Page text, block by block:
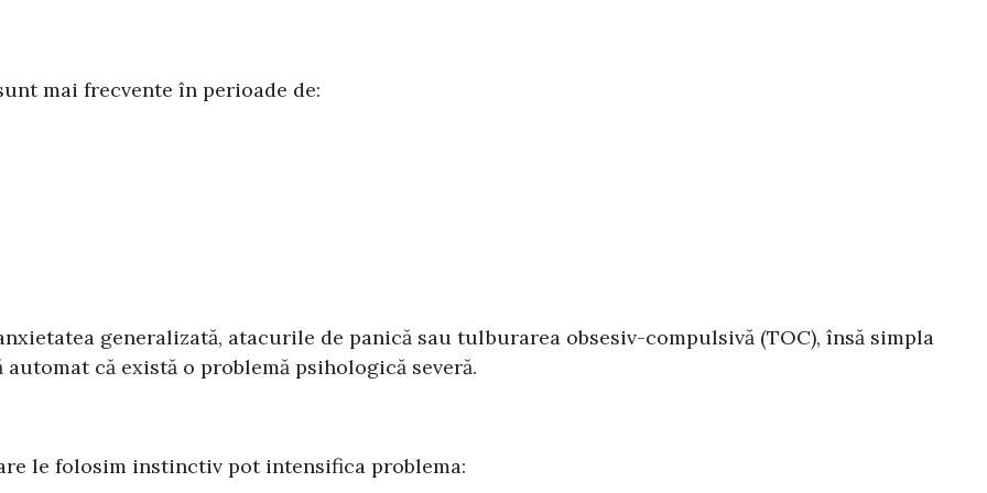
mai frecvente în perioade de:
generalizată, atacurile de panică sau tulburarea obsesiv-compulsivă (TOC), însă simpla
că există o problemă psihologică severă.
le folosim instinctiv pot intensifica problema: